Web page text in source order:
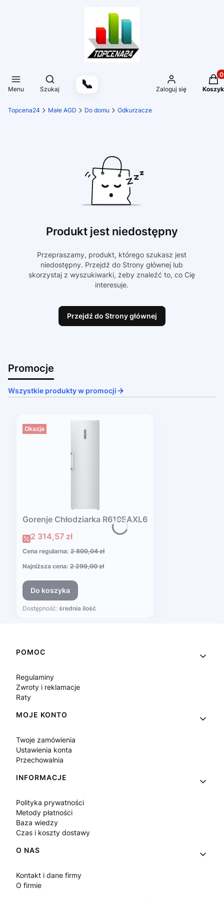
Menu
Otwórz wyszukiwarkę
Szukaj 📞 Zaloguj się Koszyk
Topcena24 Małe AGD Do domu Odkurzacze
Produkt jest niedostępny
Przepraszamy, produkt, którego szukasz jest
niedostępny. Przejdź do Strony głównej lub
skorzystaj z wyszukiwarki, żeby znaleźć to, co Cię
interesuje.
Przejdź do Strony głównej
Promocje
Wszystkie produkty w promocji
Okazja
Gorenje Chłodziarka R619EAXL6
Cena promocyjna
2 314,57 zł
Cena regularna: 2 800,04 zł
Najniższa cena: 2 299,00 zł
Do koszyka
Dostępność: średnia ilość
Linki w stopce
POMOC
Regulaminy
Zwroty i reklamacje
Raty
MOJE KONTO
Twoje zamówienia
Ustawienia konta
Przechowalnia
INFORMACJE
Polityka prywatności
Metody płatności
Baza wiedzy
Czas i koszty dostawy
O NAS
Kontakt i dane firmy
O firmie